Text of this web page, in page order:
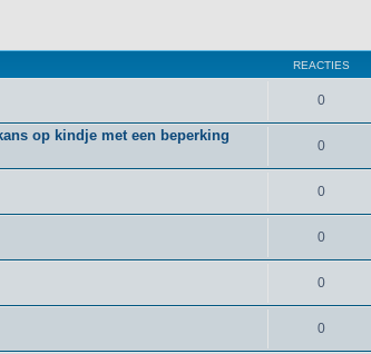
REACTIES
0
op kindje met een beperking
0
0
0
0
0